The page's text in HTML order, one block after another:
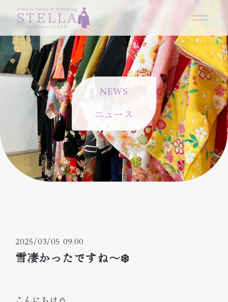
NEWS
ニュース
2025/03/05 09:00
雪凄かったですね〜❄️
こんにちは⛄️